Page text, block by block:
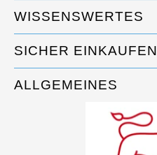
WISSENSWERTES
SICHER EINKAUFEN
ALLGEMEINES